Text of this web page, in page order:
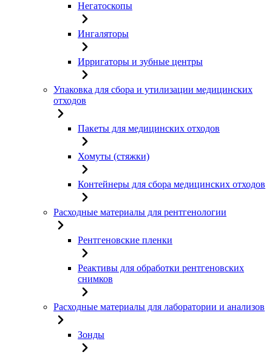
Негатоскопы
Ингаляторы
Ирригаторы и зубные центры
Упаковка для сбора и утилизации медицинских
отходов
Пакеты для медицинских отходов
Хомуты (стяжки)
Контейнеры для сбора медицинских отходов
Расходные материалы для рентгенологии
Рентгеновские пленки
Реактивы для обработки рентгеновских
снимков
Расходные материалы для лаборатории и анализов
Зонды